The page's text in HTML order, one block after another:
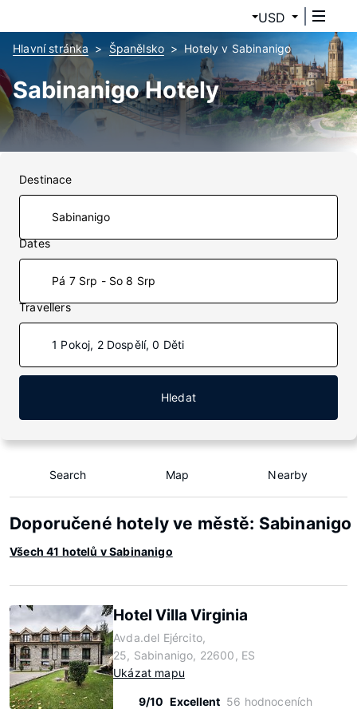
USD
Hlavní stránka Španělsko Hotely v Sabinanigo
Sabinanigo Hotely
Destinace
Dates
Pá 7 Srp - So 8 Srp
Travellers
1 Pokoj, 2 Dospělí, 0 Děti
Hledat
Search Map Nearby
Doporučené hotely ve městě: Sabinanigo
Všech 41 hotelů v Sabinanigo
Hotel Villa Virginia
Avda.del Ejército,
25, Sabinanigo, 22600, ES
Ukázat mapu
9/10 Excellent 56 hodnoceních